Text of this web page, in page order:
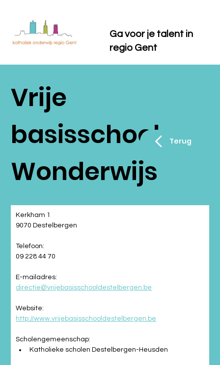
Ga voor je talent in
regio Gent
Vrije
basisschool
Wonderwijs
Kerkham 1
9070 Destelbergen
Telefoon:
09 228 44 70
E-mailadres:
directie@vrijebasisschooldestelbergen.be
Website:
http://www.vrijebasisschooldestelbergen.be
Scholengemeenschap:
Katholieke scholen Destelbergen-Heusden
Terug